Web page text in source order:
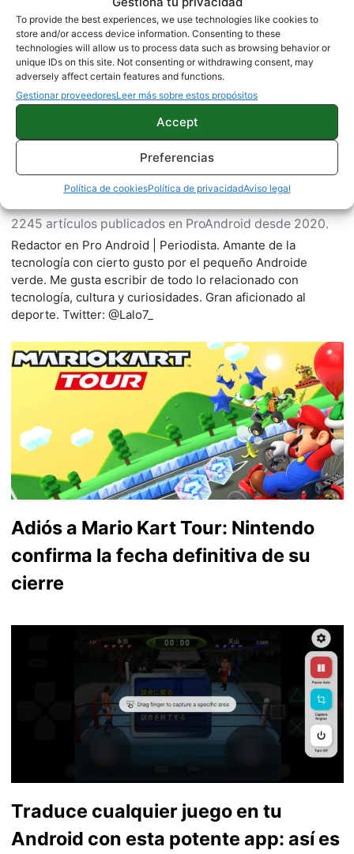
To provide the best experiences, we use technologies like cookies to
store and/or access device information. Consenting to these
technologies will allow us to process data such as browsing behavior or
unique IDs on this site. Not consenting or withdrawing consent, may
adversely affect certain features and functions.
Gestionar proveedoresLeer más sobre estos propósitos
Accept
Preferencias
Política de cookiesPolítica de privacidadAviso legal
Sobre este autor
Gonzalo Mendo
2245 artículos publicados en ProAndroid desde 2020.
Redactor en Pro Android | Periodista. Amante de la
tecnología con cierto gusto por el pequeño Androide
verde. Me gusta escribir de todo lo relacionado con
tecnología, cultura y curiosidades. Gran aficionado al
deporte. Twitter: @Lalo7_
Adiós a Mario Kart Tour: Nintendo
confirma la fecha definitiva de su
cierre
Traduce cualquier juego en tu
Android con esta potente app: así es